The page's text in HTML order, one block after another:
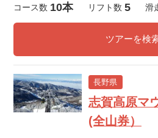
コース数 10本 リフト数 5 滑
ツアーを検
長野県
志賀高原マ
(全山券）